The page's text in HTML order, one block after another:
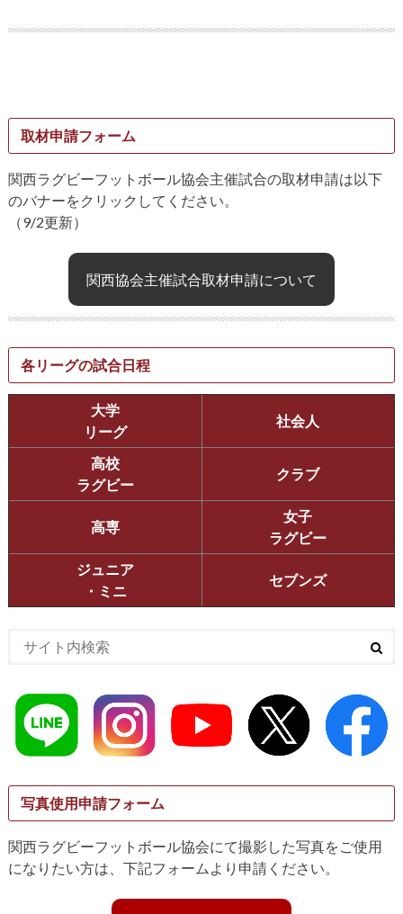
取材申請フォーム
関西ラグビーフットボール協会主催試合の取材申請は以下
のバナーをクリックしてください。
（9/2更新）
関西協会主催試合取材申請について
各リーグの試合日程
大学
リーグ
社会人
高校
ラグビー
クラブ
高専
女子
ラグビー
ジュニア
・ミニ
セブンズ
写真使用申請フォーム
関西ラグビーフットボール協会にて撮影した写真をご使用
になりたい方は、下記フォームより申請ください。